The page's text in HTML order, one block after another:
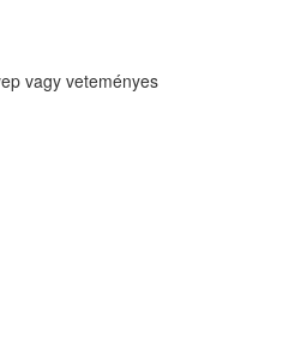
vagy veteményes